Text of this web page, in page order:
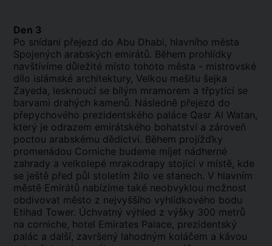
Den 3
Po snídani přejezd do Abu Dhabi, hlavního města
Spojených arabských emirátů. Během prohlídky
navštívíme důležité místo tohoto města - mistrovské
dílo islámské architektury, Velkou mešitu šejka
Zayeda, lesknoucí se bílým mramorem a třpytící se
barvami drahých kamenů. Následně přejezd do
přepychového prezidentského paláce Qasr Al Watan,
který je odrazem emirátského bohatství a zároveň
poctou arabskému dědictví. Během projížďky
promenádou Corniche budeme míjet nádherné
zahrady a velkolepé mrakodrapy stojící v místě, kde
se ještě před půl stoletím žilo ve stanech. V hlavním
městě Emirátů nabízíme také neobvyklou možnost
obdivovat město z nejvyššího vyhlídkového bodu
Etihad Tower. Úchvatný výhled z výšky 300 metrů
na corniche, hotel Emirates Palace, prezidentský
palác a další, završený lahodným koláčem a kávou